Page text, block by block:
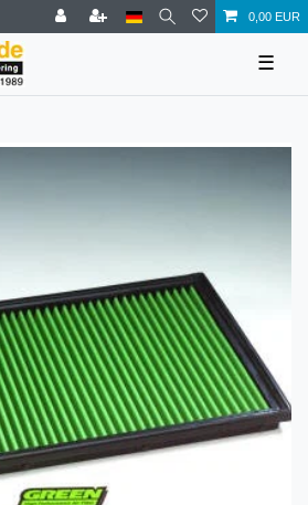
0,00 EUR
☰